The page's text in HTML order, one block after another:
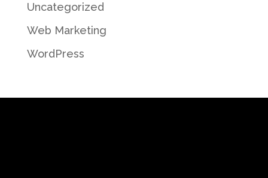
Uncategorized
Web Marketing
WordPress